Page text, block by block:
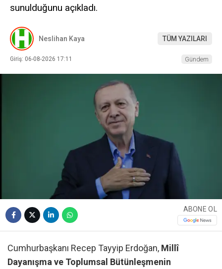
sunulduğunu açıkladı.
Neslihan Kaya TÜM YAZILARI
Giriş: 06-08-2026 17:11 Gündem
ABONE OL
Cumhurbaşkanı Recep Tayyip Erdoğan, Millî
Dayanışma ve Toplumsal Bütünleşmenin